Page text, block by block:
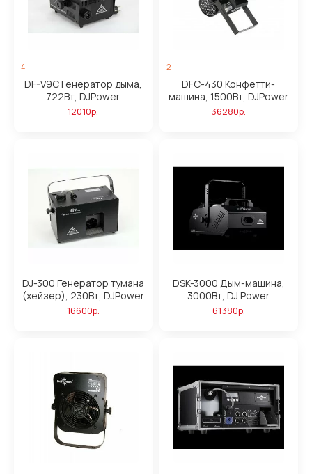
4
DF-V9C Генератор дыма,
722Вт, DJPower
12010р.
2
DFC-430 Конфетти-
машина, 1500Вт, DJPower
36280р.
DJ-300 Генератор тумана
(хейзер), 230Вт, DJPower
16600р.
DSK-3000 Дым-машина,
3000Вт, DJ Power
61380р.